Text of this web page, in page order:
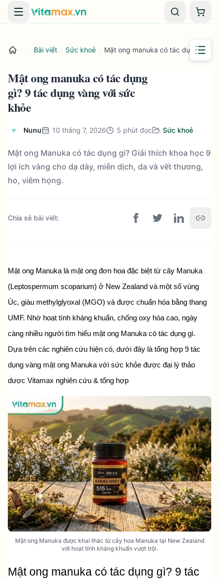
Danh mục Giỏ
Bài viết Sức khoẻ Mật ong manuka có tác dụng gì?
Mật ong manuka có tác dụng
gì? 9 tác dụng vàng với sức
khỏe
Nunu 10 tháng 7, 2026 5 phút đọc Sức khoẻ
Mật ong Manuka có tác dụng gì? Giải thích khoa học 9
lợi ích vàng cho dạ dày, miễn dịch, da và vết thương,
ho, viêm họng.
Chia sẻ bài viết:
Mật ong Manuka là mật ong đơn hoa đặc biệt từ cây Manuka
(Leptospermum scoparium) ở New Zealand và một số vùng
Úc, giàu methylglyoxal (MGO) và được chuẩn hóa bằng thang
UMF. Nhờ hoạt tính kháng khuẩn, chống oxy hóa cao, ngày
càng nhiều người tìm hiểu mật ong Manuka có tác dụng gì.
Dựa trên các nghiên cứu hiện có, dưới đây là tổng hợp 9 tác
dụng vàng mật ong Manuka với sức khỏe được đại lý thảo
dược Vitamax nghiên cứu & tổng hợp
Mật ong Manuka được khai thác từ cây hoa Manuka tại New Zealand
với hoạt tính kháng khuẩn vượt trội.
Mật ong manuka có tác dụng gì? 9 tác